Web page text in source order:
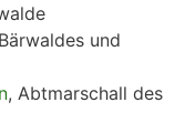
und
, Abtmarschall des